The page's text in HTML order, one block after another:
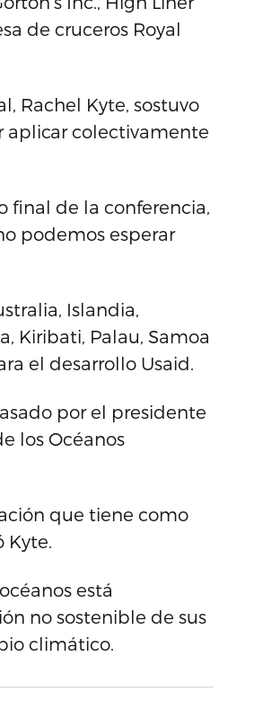
de cruceros Royal
Rachel Kyte, sostuvo
aplicar colectivamente
final de la conferencia,
podemos esperar
Islandia,
Kiribati, Palau, Samoa
el desarrollo Usaid.
por el presidente
los Océanos
que tiene como
Kyte.
está
no sostenible de sus
climático.